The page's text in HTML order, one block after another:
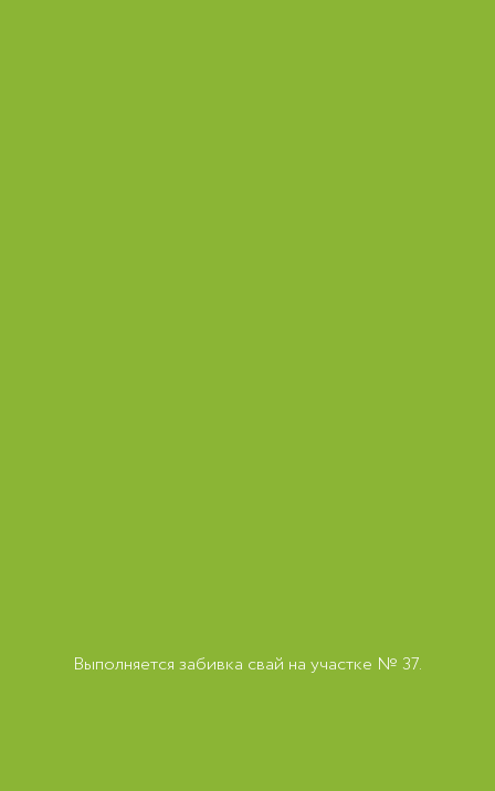
Выполняется забивка свай на участке № 37.